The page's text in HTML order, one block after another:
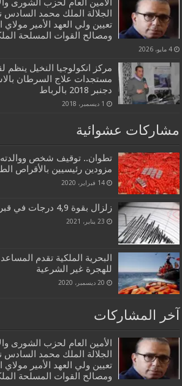
الأمين العام لحزب الشورى
الجلالة الملك محمد السادس
تعيين ولي العهد الأمير
ومصالح القوات المسلحة
4 مايو، 2026
مركز انكولوجيا النخيل
دجنبر 2018 بالرباط
1 ديسمبر، 2018
مشاركات عشوائية
تطوان.. توقيف شخص ووالدته
مزودين رئيسيين بالأقراص
14 فبراير، 2020
زلزال بقوة 4,9 درجات في قبرص
23 يناير، 2021
للهجرة غير الشرعية
20 ديسمبر، 2020
آخر المشاركات
الأمين العام لحزب الشورى
الجلالة الملك محمد السادس
تعيين ولي العهد الأمير
ومصالح القوات المسلحة